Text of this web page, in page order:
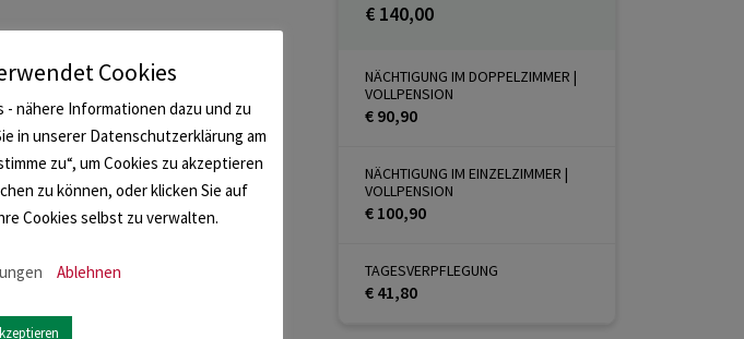
€ 140,00
NÄCHTIGUNG IM DOPPELZIMMER |
VOLLPENSION
€ 90,90
NÄCHTIGUNG IM EINZELZIMMER |
VOLLPENSION
€ 100,90
TAGESVERPFLEGUNG
€ 41,80
Cookies
nähere Informationen dazu und zu
in unserer Datenschutzerklärung am
zu“, um Cookies zu akzeptieren
zu können, oder klicken Sie auf
Cookies selbst zu verwalten.
Ablehnen